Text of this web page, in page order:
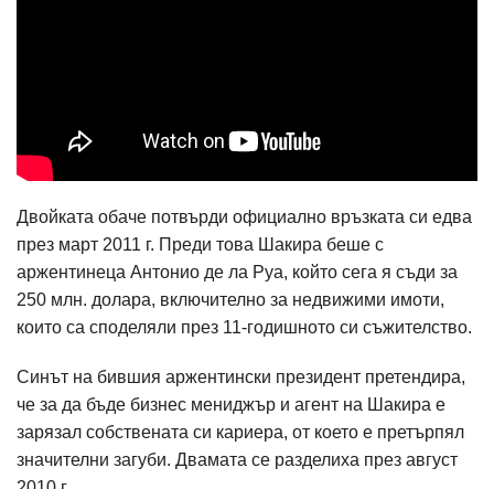
Двойката обаче потвърди официално връзката си едва
през март 2011 г. Преди това Шакира беше с
аржентинеца Антонио де ла Руа, който сега я съди за
250 млн. долара, включително за недвижими имоти,
които са споделяли през 11-годишното си съжителство.
Синът на бившия аржентински президент претендира,
че за да бъде бизнес мениджър и агент на Шакира е
зарязал собствената си кариера, от което е претърпял
значителни загуби. Двамата се разделиха през август